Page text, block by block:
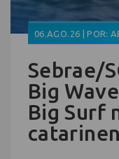
06.AGO.26 | POR:
Sebrae/
Big
Big Surf